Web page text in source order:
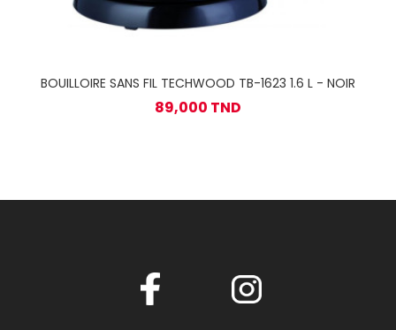
BOUILLOIRE SANS FIL TECHWOOD TB-1623 1.6 L - NOIR
89,000 TND